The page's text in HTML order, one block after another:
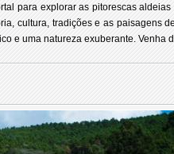
para explorar as pitorescas
cultura, tradições e as paisagens
e uma natureza exuberante.